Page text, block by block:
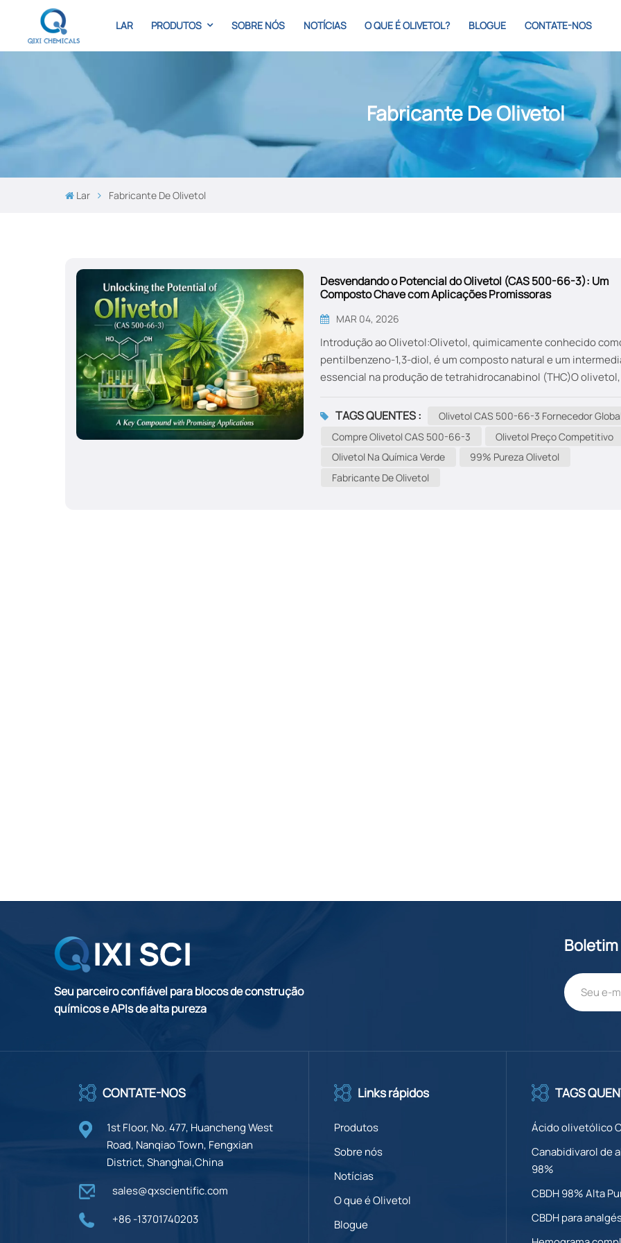
LAR PRODUTOS SOBRE NÓS NOTÍCIAS O QUE É OLIVETOL? BLOGUE CONTATE-NOS
Fabricante De Olivetol
Lar Fabricante De Olivetol
Desvendando o Potencial do Olivetol (CAS 500-66-3): Um
Composto Chave com Aplicações Promissoras
MAR 04, 2026
Introdução ao Olivetol:Olivetol, quimicamente conhecido
pentilbenzeno-1,3-diol, é um composto natural e um
essencial na produção de tetrahidrocanabinol (THC)O olivetol,
muito procurado. Com a expansão do mercado global de
síntese de canabinoides disparou. Mas além de sua associação
com o THC, o olivetol apresenta outras aplicações promissoras
diversos setores, tornando-se um composto interessante tanto
TAGS QUENTES :
Olivetol CAS 500-66-3 Fornecedor Global
Compre Olivetol CAS 500-66-3
Olivetol Preço Competitivo
Olivetol Na Química Verde
99% Pureza Olivetol
Fabricante De Olivetol
Seu parceiro confiável para blocos de construção
químicos e APIs de alta pureza
CONTATE-NOS
1st Floor, No. 477, Huancheng West
Road, Nanqiao Town, Fengxian
District, Shanghai,China
sales@qxscientific.com
+86 -13701740203
Links rápidos
Produtos
Sobre nós
Notícias
O que é Olivetol
Blogue
TAGS
Ácido olivetólico
Canabidivarol de
98%
CBDH 98% Alta
CBDH para